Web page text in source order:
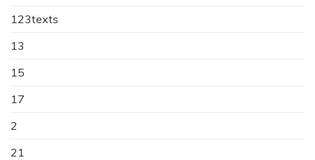
123texts
13
15
17
2
21